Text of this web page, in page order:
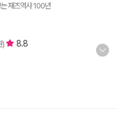
재즈역사 100년
)
8.8